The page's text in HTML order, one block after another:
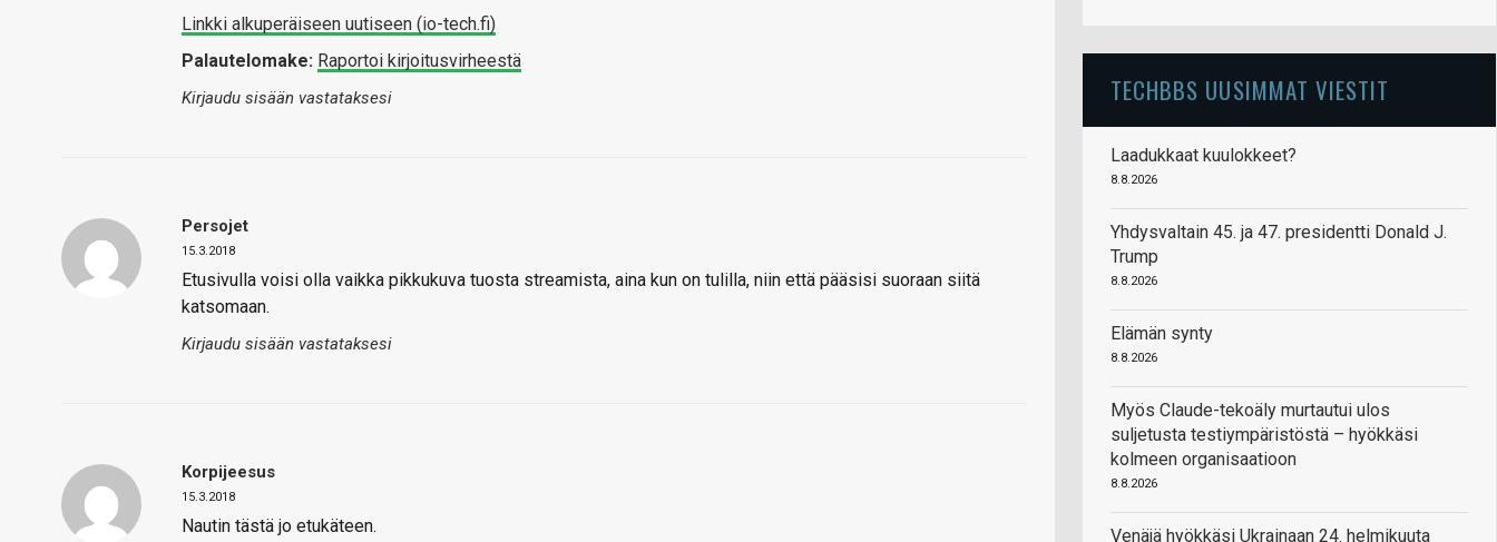
Linkki alkuperäiseen uutiseen (io-tech.fi)
Palautelomake: Raportoi kirjoitusvirheestä
Kirjaudu sisään vastataksesi
Persojet
15.3.2018
Etusivulla voisi olla vaikka pikkukuva tuosta streamista, aina kun on tulilla, niin että pääsisi suoraan siitä
katsomaan.
Kirjaudu sisään vastataksesi
Korpijeesus
15.3.2018
Nautin tästä jo etukäteen.
TECHBBS UUSIMMAT VIESTIT
Laadukkaat kuulokkeet?
8.8.2026
Yhdysvaltain 45. ja 47. presidentti Donald J.
Trump
8.8.2026
Elämän synty
8.8.2026
Myös Claude-tekoäly murtautui ulos
suljetusta testiympäristöstä – hyökkäsi
kolmeen organisaatioon
8.8.2026
Venäjä hyökkäsi Ukrainaan 24. helmikuuta